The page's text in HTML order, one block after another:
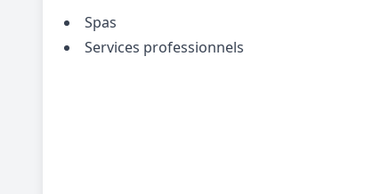
Spas
Services professionnels